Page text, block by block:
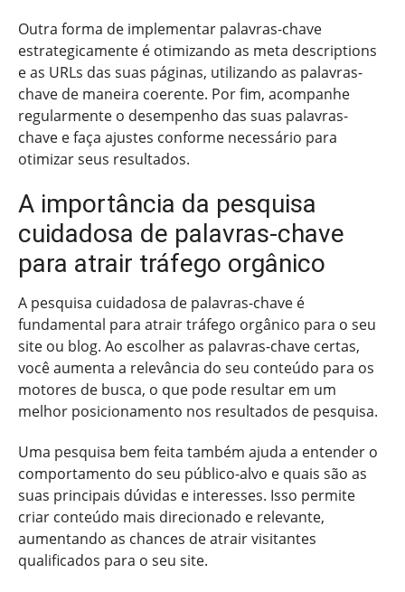
Outra forma de implementar palavras-chave
estrategicamente é otimizando as meta descriptions
e as URLs das suas páginas, utilizando as palavras-
chave de maneira coerente. Por fim, acompanhe
regularmente o desempenho das suas palavras-
chave e faça ajustes conforme necessário para
otimizar seus resultados.
A importância da pesquisa
cuidadosa de palavras-chave
para atrair tráfego orgânico
A pesquisa cuidadosa de palavras-chave é
fundamental para atrair tráfego orgânico para o seu
site ou blog. Ao escolher as palavras-chave certas,
você aumenta a relevância do seu conteúdo para os
motores de busca, o que pode resultar em um
melhor posicionamento nos resultados de pesquisa.
Uma pesquisa bem feita também ajuda a entender o
comportamento do seu público-alvo e quais são as
suas principais dúvidas e interesses. Isso permite
criar conteúdo mais direcionado e relevante,
aumentando as chances de atrair visitantes
qualificados para o seu site.